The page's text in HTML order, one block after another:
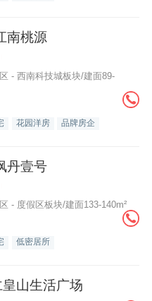
南桃源
- 西南科技城板块/建面89-
花园洋房 品牌房企
丹壹号
- 度假区板块/建面133-140m²
低密居所
山生活广场